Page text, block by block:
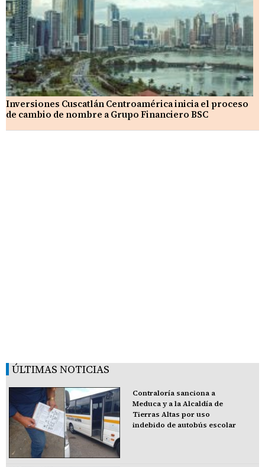
Inversiones Cuscatlán Centroamérica inicia el proceso
de cambio de nombre a Grupo Financiero BSC
ÚLTIMAS NOTICIAS
Contraloría sanciona a
Meduca y a la Alcaldía de
Tierras Altas por uso
indebido de autobús escolar